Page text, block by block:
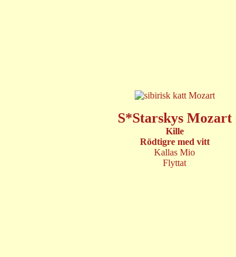
S*Starskys Mozart
Kille
Rödtigre med vitt
Kallas Mio
Flyttat